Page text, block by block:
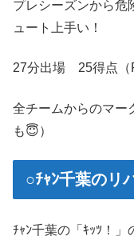
プレシーズンから危
ュート上手い！
27分出場 25得点（
全チームからのマー
も😇）
○ﾁｬﾝ千葉のリ
ﾁｬﾝ千葉の「ｷｯﾂ！」